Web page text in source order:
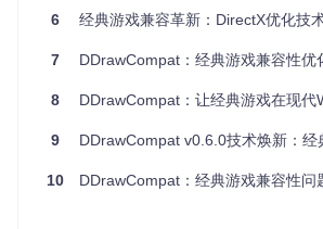
实测效果 ：在快节奏射击游戏中，输入延
2ms；在即时战略游戏里，框选单位操作
倍，误操作率下降65%。
溃，尤其在Windows 11系统中问题更为突
与系统内存的动态平衡管理。通过预判资
6 经典游戏兼容革新：DirectX优化技术如何重塑
7 DDrawCompat：经典游戏兼容性优
8 DDrawCompat：让经典游戏在现代Windows系统
9 DDrawCompat v0.6.0技术焕新：经典游戏在
10 DDrawCompat：经典游戏兼容性问